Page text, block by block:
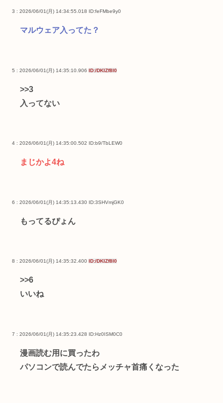
3 : 2026/06/01(月) 14:34:55.018 ID:feFMbe9y0
マルウェア入ってた？
5 : 2026/06/01(月) 14:35:10.906 ID:/DKIZf8I0
>>3
入ってない
4 : 2026/06/01(月) 14:35:00.502 ID:b9/TbLEW0
まじかよ4ね
6 : 2026/06/01(月) 14:35:13.430 ID:3SHVmjGK0
もってるぴょん
8 : 2026/06/01(月) 14:35:32.400 ID:/DKIZf8I0
>>6
いいね
7 : 2026/06/01(月) 14:35:23.428 ID:Hz0ISM0C0
漫画読む用に買ったわ
パソコンで読んでたらメッチャ首痛くなった